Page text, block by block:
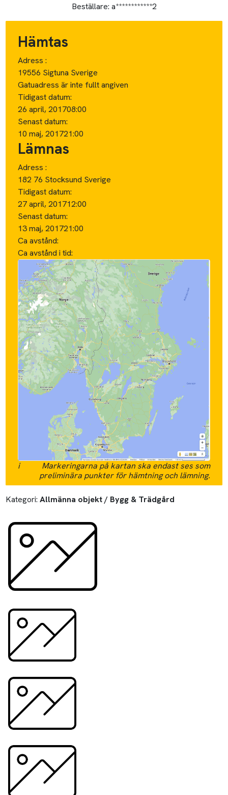
Beställare: a************2
Hämtas
Adress :
19556 Sigtuna Sverige
Gatuadress är inte fullt angiven
Tidigast datum:
26 april, 201708:00
Senast datum:
10 maj, 201721:00
Lämnas
Adress :
182 76 Stocksund Sverige
Tidigast datum:
27 april, 201712:00
Senast datum:
13 maj, 201721:00
Ca avstånd:
Ca avstånd i tid:
i
Markeringarna på kartan ska endast ses som
preliminära punkter för hämtning och lämning.
Kategori: Allmänna objekt / Bygg & Trädgård